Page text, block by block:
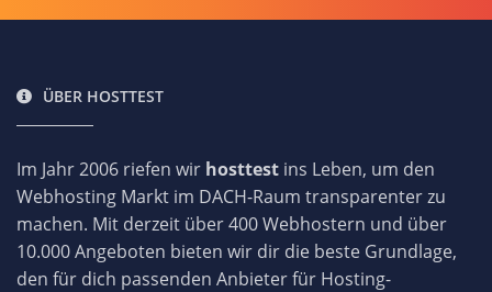
ÜBER HOSTTEST
Im Jahr 2006 riefen wir hosttest ins Leben, um den
Webhosting Markt im DACH-Raum transparenter zu
machen. Mit derzeit über 400 Webhostern und über
10.000 Angeboten bieten wir dir die beste Grundlage,
den für dich passenden Anbieter für Hosting-